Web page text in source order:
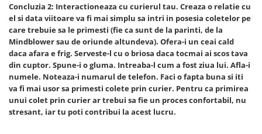
Concluzia 2: Interactioneaza cu curierul tau. Creaza o relatie cu
el si data viitoare va fi mai simplu sa intri in posesia coletelor pe
care trebuie sa le primesti (fie ca sunt de la parinti, de la
Mindblower sau de oriunde altundeva). Ofera-i un ceai cald
daca afara e frig. Serveste-l cu o briosa daca tocmai ai scos tava
din cuptor. Spune-i o gluma. Intreaba-l cum a fost ziua lui. Afla-i
numele. Noteaza-i numarul de telefon. Faci o fapta buna si iti
va fi mai usor sa primesti colete prin curier. Pentru ca primirea
unui colet prin curier ar trebui sa fie un proces confortabil, nu
stresant, iar tu poti contribui la acest lucru.